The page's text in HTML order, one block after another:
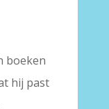
boeken
hij past